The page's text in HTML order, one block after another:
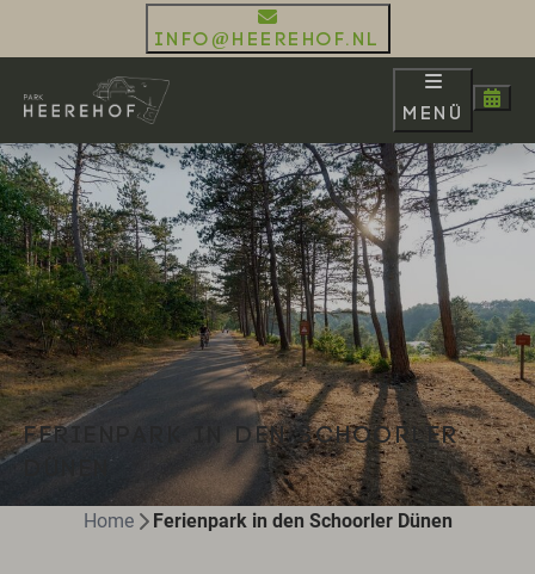
info@heerehof.nl
Menü
FERIENPARK IN DEN SCHOORLER
Home Ferienpark in den Schoorler Dünen